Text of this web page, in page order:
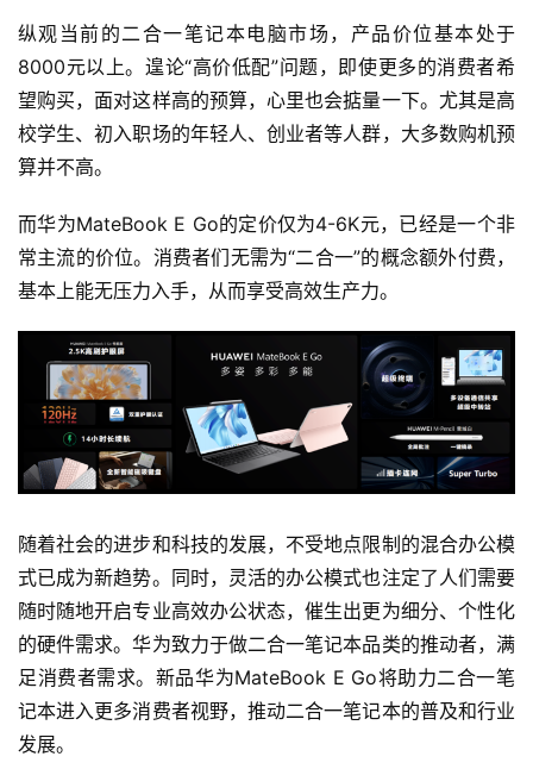
能
深
度
学
习
云
计
算
能
驾
驶
智
慧
城
市
登录 注册
纵观当前的二合一笔记本电脑市场，产品价位基本处于
8000元以上。遑论“高价低配”问题，即使更多的消费者希
望购买，面对这样高的预算，心里也会掂量一下。尤其是高
校学生、初入职场的年轻人、创业者等人群，大多数购机预
算并不高。
而华为MateBook E Go的定价仅为4-6K元，已经是一个非
常主流的价位。消费者们无需为“二合一”的概念额外付费，
基本上能无压力入手，从而享受高效生产力。
随着社会的进步和科技的发展，不受地点限制的混合办公模
式已成为新趋势。同时，灵活的办公模式也注定了人们需要
随时随地开启专业高效办公状态，催生出更为细分、个性化
的硬件需求。华为致力于做二合一笔记本品类的推动者，满
足消费者需求。新品华为MateBook E Go将助力二合一笔
记本进入更多消费者视野，推动二合一笔记本的普及和行业
发展。